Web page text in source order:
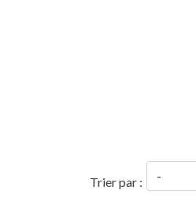
Trier par :